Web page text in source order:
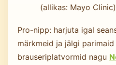
(allikas: Mayo
Pro-nipp: harjuta igal
märkmeid ja jälgi
brauseriplatvormid nagu